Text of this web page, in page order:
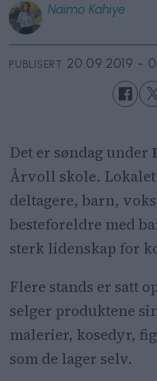
Naimo Kahiye
PUBLISERT 20.09.2019 -
Det er søndag under
Årvoll skole.
deltagere, barn,
besteforeldre med
sterk lidenskap for
Flere stands er satt
selger produktene
malerier, kosedyr,
som de lager selv.